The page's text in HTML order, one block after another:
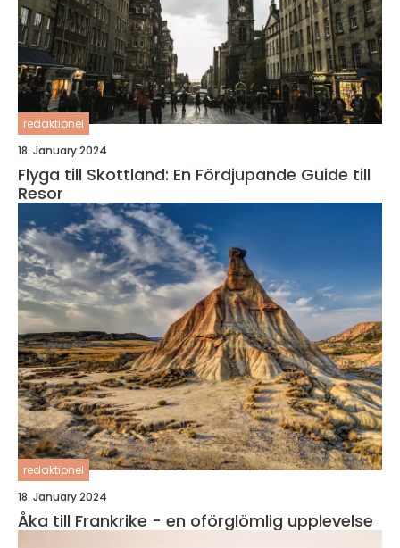
redaktionel
18. January 2024
Flyga till Skottland: En Fördjupande Guide till
Resor
redaktionel
18. January 2024
Åka till Frankrike - en oförglömlig upplevelse